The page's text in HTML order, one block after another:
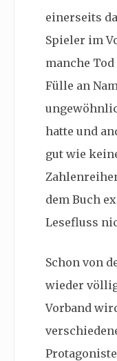
einerseits
Spieler im
manche
Fülle an
hatte und
gut wie
dem Buch
Lesefluss
Schon von
wieder
Vorband